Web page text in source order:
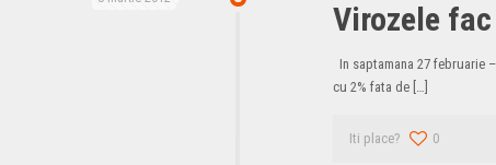
Virozele
In saptamana 27 februarie
cu 2% fata de […]
Iti place? 0